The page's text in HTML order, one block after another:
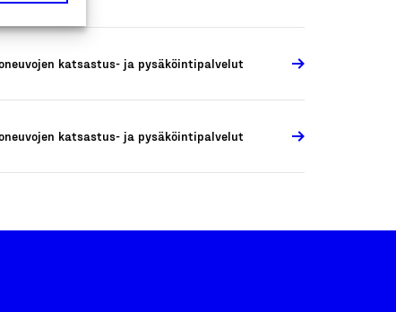
katsastus- ja pysäköintipalvelut
katsastus- ja pysäköintipalvelut